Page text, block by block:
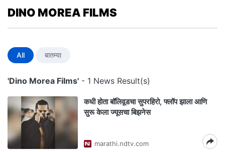
DINO MOREA FILMS
All बातम्या
'Dino Morea Films' - 1 News Result(s)
कधी होता बॉलिवूडचा सुपरहिरो, फ्लॉप झाला आणि
सुरू केला ज्यूसचा बिझनेस
marathi.ndtv.com